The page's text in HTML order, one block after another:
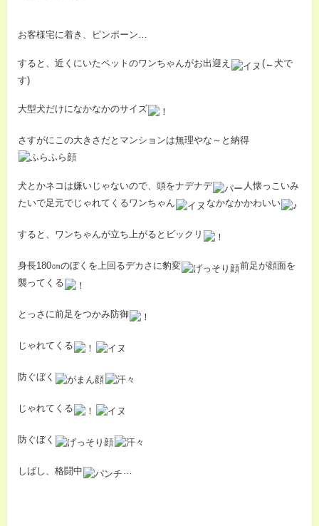
お客様宅に着き、ピンポーン…
すると、近くにいたペットのワンちゃんがお出迎え
(←犬で
す)
大型犬だけになかなかのサイズ
さすがにこの大きさだとマンションは無理やな～と納得
犬とかネコは嫌いじゃないので、頭をナデナデ
人懐っこいみ
たいで足元でじゃれてくるワンちゃん
なかなかかわいい
すると、ワンちゃんが立ち上がるとビックリ
身長180㎝のぼくを上回るデカさに豹変
前足が顔面を
襲ってくる
とっさに前足をつかみ防御
じゃれてくる
防ぐぼく
じゃれてくる
防ぐぼく
しばし、格闘中 …